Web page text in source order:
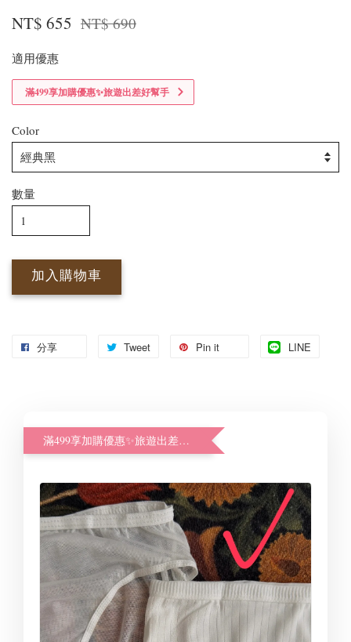
NT$ 655 NT$ 690
適用優惠
滿499享加購優惠✨旅遊出差好幫手
Color
數量
加入購物車
分享 Tweet Pin it LINE
滿499享加購優惠✨旅遊出差好幫手